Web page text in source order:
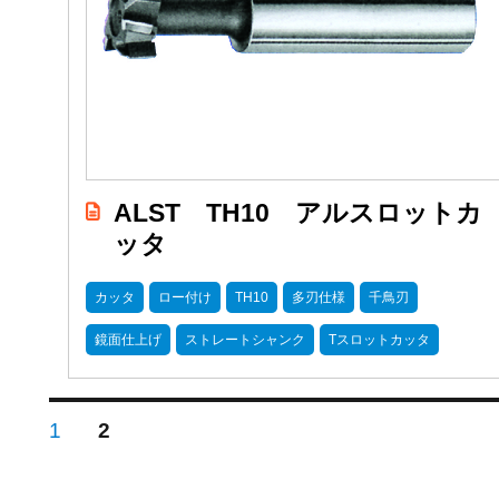
ALST TH10 アルスロットカ
ッタ
カッタ ロー付け TH10 多刃仕様 千鳥刃
鏡面仕上げ ストレートシャンク Tスロットカッタ
稿
PAGE
1 PAGE
2